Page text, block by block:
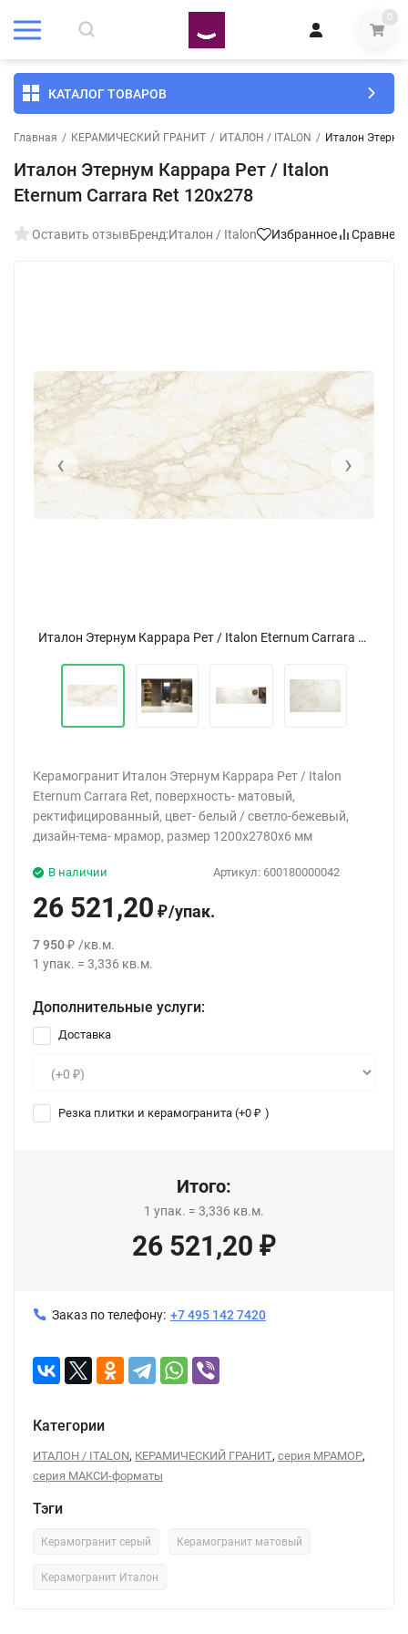
0
КАТАЛОГ ТОВАРОВ
Главная / КЕРАМИЧЕСКИЙ ГРАНИТ / ИТАЛОН / ITALON / Италон
Италон Этернум Каррара Рет / Italon
Eternum Carrara Ret 120x278
Оставить отзывБренд:Италон / Italon Избранное
Италон Этернум Каррара Рет / Italon Eternum Carrara Ret 120x278
‹ ›
Керамогранит Италон Этернум Каррара Рет / Italon
Eternum Carrara Ret, поверхность- матовый,
ректифицированный, цвет- белый / светло-бежевый,
дизайн-тема- мрамор, размер 1200x2780x6 мм
Артикул: 600180000042
В наличии
26 521,20 ₽/упак.
7 950 ₽ /кв.м.
1 упак. = 3,336 кв.м.
Дополнительные услуги:
Доставка
Резка плитки и керамогранита (+0 ₽ )
Итого:
1 упак. = 3,336 кв.м.
26 521,20 ₽
Заказ по телефону: +7 495 142 7420
Категории
ИТАЛОН / ITALON, КЕРАМИЧЕСКИЙ ГРАНИТ, серия МРАМОР,
серия МАКСИ-форматы
Тэги
Керамогранит серый Керамогранит матовый
Керамогранит Италон